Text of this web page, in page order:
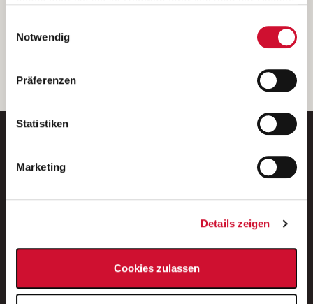
Wenn Sie auf „Cookies zulassen“ klicken, so stimmen
Sie der Speicherung sämtlicher Cookies zu. Sie können
Ihre Einwilligung selbstverständlich jederzeit widerrufen,
indem Sie die Cookie-Einstellungen aufrufen und diese
unserer
Notwendig
Präferenzen
Statistiken
Marketing
Details zeigen
Cookies zulassen
Weitere Details können Sie der
entnehmen.
E-Mail-Adresse eintragen